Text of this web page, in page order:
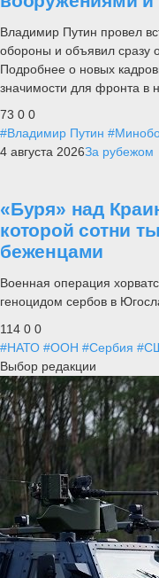
Владимир Путин провел
обороны и объявил сразу
Подробнее о новых
значимости для фронта в
73 0 0
#Владимир Путин
4 августа 2026За рубежом
«Буря» над
которой сотни
беженцами
Военная операция
геноцидом сербов в
114 0 0
#НАТО #ООН #Сербия
Выбор редакции